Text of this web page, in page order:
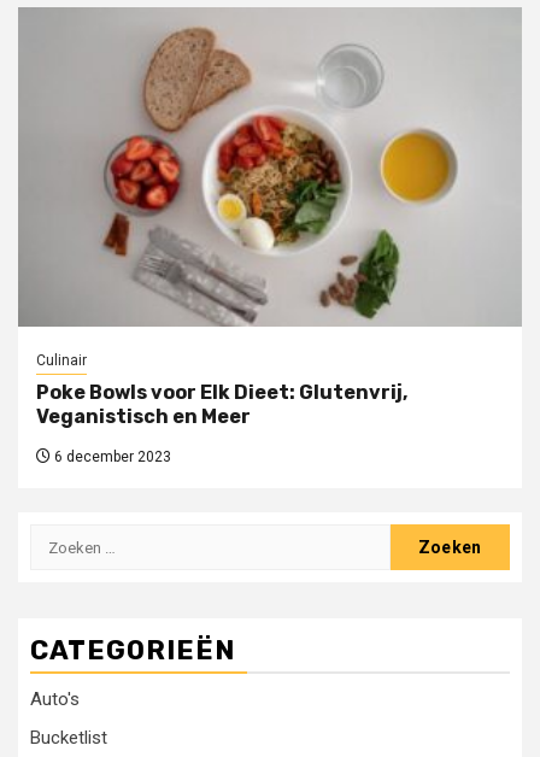
Culinair
Poke Bowls voor Elk Dieet: Glutenvrij,
Veganistisch en Meer
6 december 2023
Zoeken
CATEGORIEËN
Auto's
Bucketlist